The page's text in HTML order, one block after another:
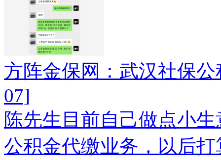
方阵金保网：武汉社保
07]
陈先生目前自己做点小
公积金代缴业务，以后